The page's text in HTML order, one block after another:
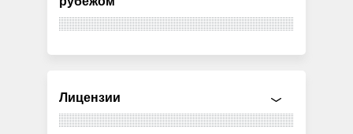
Лицензии